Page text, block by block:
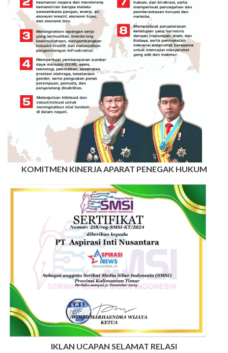
KOMITMEN KINERJA APARAT PENEGAK HUKUM
IKLAN UCAPAN SELAMAT RELASI